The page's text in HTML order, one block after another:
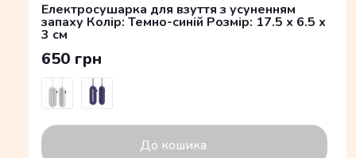
Електросушарка для взуття з усуненням
запаху Колір: Темно-синій Розмір: 17.5 x 6.5 x
3 см
650 грн
До кошика